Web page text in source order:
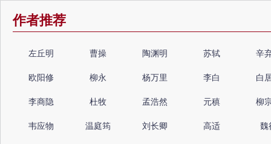
作者推荐
左丘明 曹操 陶渊明 苏轼 辛
欧阳修 柳永 杨万里 李白 白
李商隐 杜牧 孟浩然 元稹 柳
韦应物 温庭筠 刘长卿 高适 魏